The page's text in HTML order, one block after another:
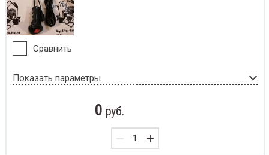
Показать параметры
Сравнить
0 руб.
− +